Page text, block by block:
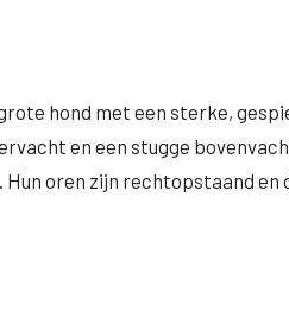
hond met een sterke,
en een stugge
oren zijn rechtopstaand